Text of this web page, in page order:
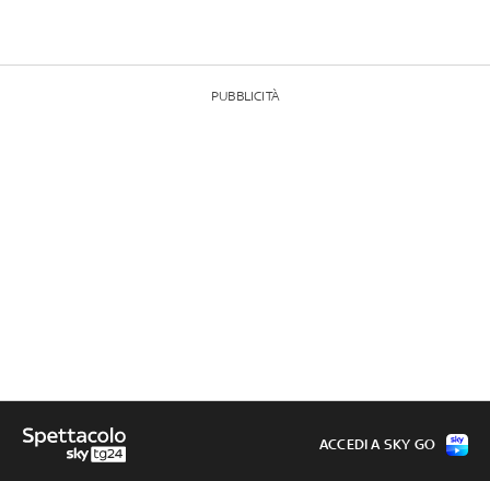
PUBBLICITÀ
ACCEDI A SKY GO